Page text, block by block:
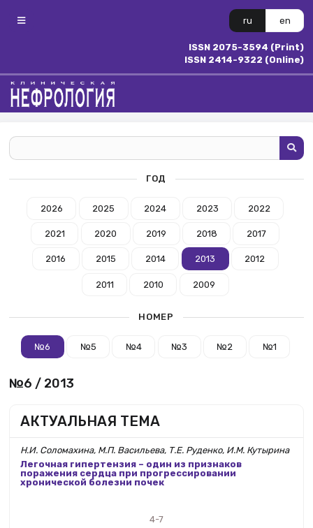
ru en
ISSN 2075-3594 (Print)
ISSN 2414-9322 (Online)
ГОД
2026 2025 2024 2023 2022
2021 2020 2019 2018 2017
2016 2015 2014 2013 2012
2011 2010 2009
НОМЕР
№6 №5 №4 №3 №2 №1
№6 / 2013
АКТУАЛЬНАЯ ТЕМА
Н.И. Соломахина, М.П. Васильева, Т.Е. Руденко, И.М. Кутырина
Легочная гипертензия – один из признаков
поражения сердца при прогрессировании
хронической болезни почек
4-7